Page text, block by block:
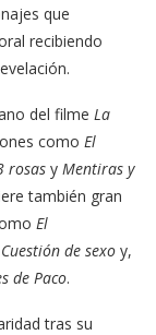
que
recibiendo
del filme La
como El
rosas y Mentiras y
también gran
El
Cuestión de sexo y,
de Paco.
tras su